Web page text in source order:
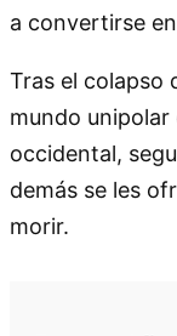
a convertirse
Tras el colapso
mundo unipolar
occidental,
demás se les
morir.